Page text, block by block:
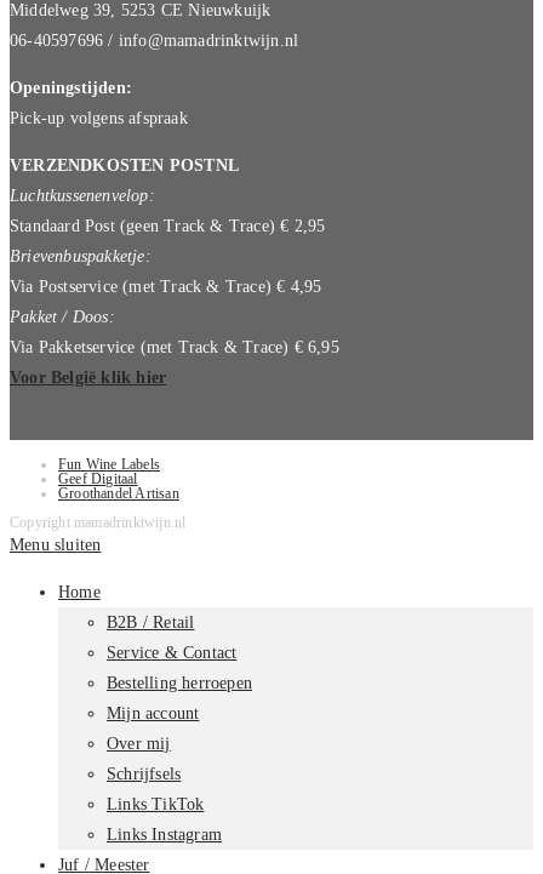
Middelweg 39, 5253 CE Nieuwkuijk
06-40597696 / info@mamadrinktwijn.nl
Openingstijden:
Pick-up volgens afspraak
VERZENDKOSTEN POSTNL
Luchtkussenenvelop:
Standaard Post (geen Track & Trace) € 2,95
Brievenbuspakketje:
Via Postservice (met Track & Trace) € 4,95
Pakket / Doos:
Via Pakketservice (met Track & Trace) € 6,95
Voor België klik hier
Fun Wine Labels
Geef Digitaal
Groothandel Artisan
Copyright mamadrinktwijn.nl
Menu sluiten
Home
B2B / Retail
Service & Contact
Bestelling herroepen
Mijn account
Over mij
Schrijfsels
Links TikTok
Links Instagram
Juf / Meester